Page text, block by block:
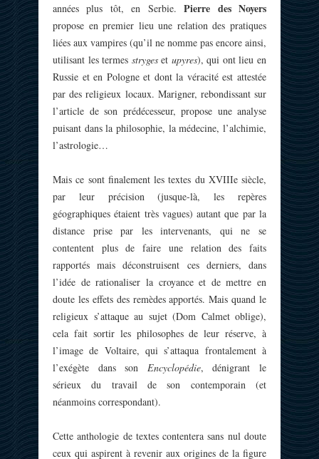
années plus tôt, en Serbie.Pierre des Noyers
propose en premier lieu une relation des pratiques
liées aux vampires (qu’il ne nomme pas encore ainsi,
utilisant les termes strygeset upyres), qui ont lieu en
Russie et en Pologne et dont la véracité est attestée
par des religieux locaux. Marigner, rebondissant sur
l’article de son prédécesseur, propose une analyse
puisant dans la philosophie, la médecine, l’alchimie,
l’astrologie…
Mais ce sont finalement les textes du XVIIIe siècle,
par leur précision (jusque-là, les repères
géographiques étaient très vagues) autant que par la
distance prise par les intervenants, qui ne se
contentent plus de faire une relation des faits
rapportés mais déconstruisent ces derniers, dans
l’idée de rationaliser la croyance et de mettre en
doute les effets des remèdes apportés. Mais quand le
religieux s’attaque au sujet (Dom Calmet oblige),
cela fait sortir les philosophes de leur réserve, à
l’image de Voltaire, qui s’attaqua frontalement à
l’exégète dans son Encyclopédie, dénigrant le
sérieux du travail de son contemporain (et
néanmoins correspondant).
Cette anthologie de textes contentera sans nul doute
ceux qui aspirent à revenir aux origines de la figure